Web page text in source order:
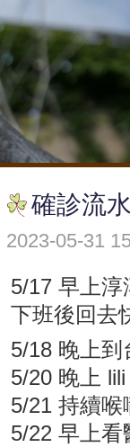
確診流
2023-05-31
5/17 早上
下班後回去
5/18 晚上
5/20 晚上
5/21 持續
5/22 早上